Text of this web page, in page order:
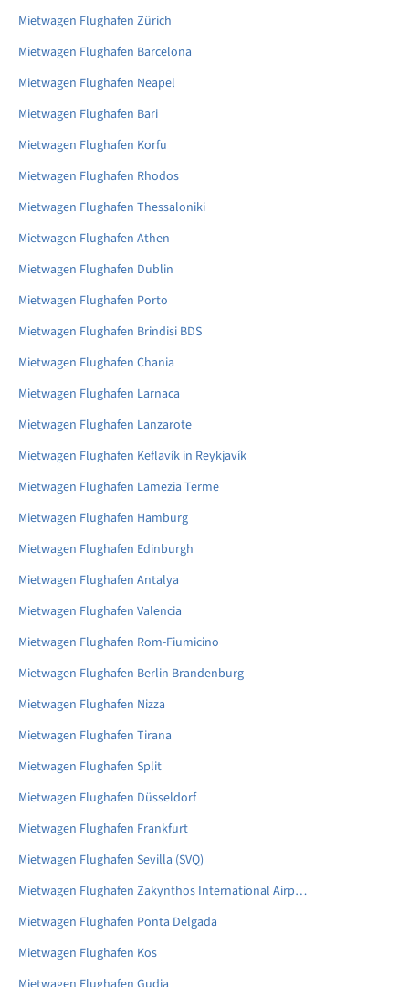
Mietwagen Flughafen Zürich
Mietwagen Flughafen Barcelona
Mietwagen Flughafen Neapel
Mietwagen Flughafen Bari
Mietwagen Flughafen Korfu
Mietwagen Flughafen Rhodos
Mietwagen Flughafen Thessaloniki
Mietwagen Flughafen Athen
Mietwagen Flughafen Dublin
Mietwagen Flughafen Porto
Mietwagen Flughafen Brindisi BDS
Mietwagen Flughafen Chania
Mietwagen Flughafen Larnaca
Mietwagen Flughafen Lanzarote
Mietwagen Flughafen Keflavík in Reykjavík
Mietwagen Flughafen Lamezia Terme
Mietwagen Flughafen Hamburg
Mietwagen Flughafen Edinburgh
Mietwagen Flughafen Antalya
Mietwagen Flughafen Valencia
Mietwagen Flughafen Rom-Fiumicino
Mietwagen Flughafen Berlin Brandenburg
Mietwagen Flughafen Nizza
Mietwagen Flughafen Tirana
Mietwagen Flughafen Split
Mietwagen Flughafen Düsseldorf
Mietwagen Flughafen Frankfurt
Mietwagen Flughafen Sevilla (SVQ)
Mietwagen Flughafen Zakynthos International Airport
Mietwagen Flughafen Ponta Delgada
Mietwagen Flughafen Kos